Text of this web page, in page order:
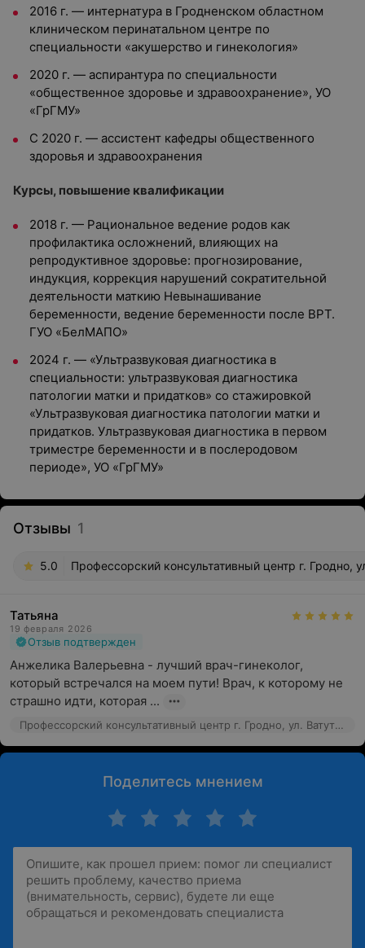
2016 г. — интернатура в Гродненском областном
клиническом перинатальном центре по
специальности «акушерство и гинекология»
2020 г. — аспирантура по специальности
«общественное здоровье и здравоохранение», УО
«ГрГМУ»
С 2020 г. — ассистент кафедры общественного
здоровья и здравоохранения
Курсы, повышение квалификации
2018 г. — Рациональное ведение родов как
профилактика осложнений, влияющих на
репродуктивное здоровье: прогнозирование,
индукция, коррекция нарушений сократительной
деятельности маткию Невынашивание
беременности, ведение беременности после ВРТ.
ГУО «БелМАПО»
2024 г. — «Ультразвуковая диагностика в
специальности: ультразвуковая диагностика
патологии матки и придатков» со стажировкой
«Ультразвуковая диагностика патологии матки и
придатков. Ультразвуковая диагностика в первом
триместре беременности и в послеродовом
периоде», УО «ГрГМУ»
Отзывы 1
5.0 Профессорский консультативный центр г. Гродно,
Татьяна
19 февраля 2026
Отзыв подтвержден
Анжелика Валерьевна - лучший врач-гинеколог,
который встречался на моем пути! Врач, к которому не
страшно идти, которая ...
Профессорский консультативный центр г. Гродно, ул. Ватутина, 4а
Поделитесь мнением